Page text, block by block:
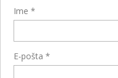
Ime*
E-pošta*